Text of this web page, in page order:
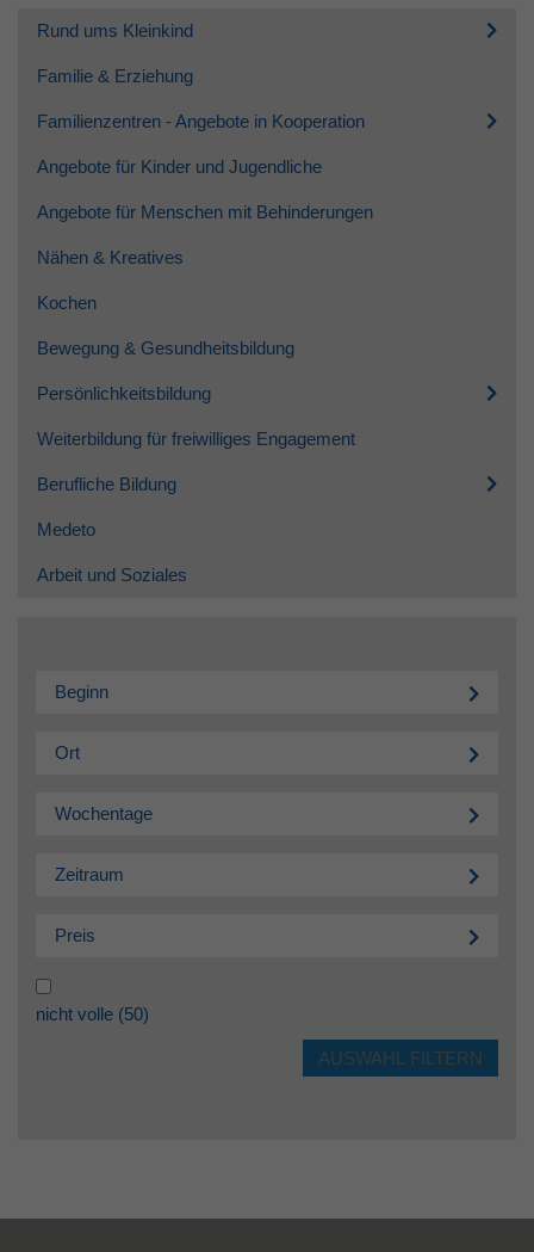
Rund ums Kleinkind
Familie & Erziehung
Familienzentren - Angebote in Kooperation
Angebote für Kinder und Jugendliche
Angebote für Menschen mit Behinderungen
Nähen & Kreatives
Kochen
Bewegung & Gesundheitsbildung
Persönlichkeitsbildung
Weiterbildung für freiwilliges Engagement
Berufliche Bildung
Medeto
Arbeit und Soziales
Beginn
Ort
Wochentage
Zeitraum
Preis
nicht volle (50)